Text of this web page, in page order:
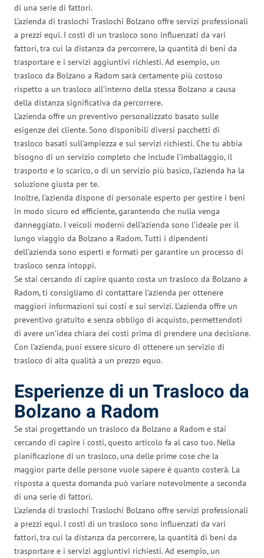
di una serie di fattori.
L’azienda di traslochi Traslochi Bolzano offre servizi professionali
a prezzi equi. I costi di un trasloco sono influenzati da vari
fattori, tra cui la distanza da percorrere, la quantità di beni da
trasportare e i servizi aggiuntivi richiesti. Ad esempio, un
trasloco da Bolzano a Radom sarà certamente più costoso
rispetto a un trasloco all’interno della stessa Bolzano a causa
della distanza significativa da percorrere.
L’azienda offre un preventivo personalizzato basato sulle
esigenze del cliente. Sono disponibili diversi pacchetti di
trasloco basati sull’ampiezza e sui servizi richiesti. Che tu abbia
bisogno di un servizio completo che include l’imballaggio, il
trasporto e lo scarico, o di un servizio più basico, l’azienda ha la
soluzione giusta per te.
Inoltre, l’azienda dispone di personale esperto per gestire i beni
in modo sicuro ed efficiente, garantendo che nulla venga
danneggiato. I veicoli moderni dell’azienda sono l’ideale per il
lungo viaggio da Bolzano a Radom. Tutti i dipendenti
dell’azienda sono esperti e formati per garantire un processo di
trasloco senza intoppi.
Se stai cercando di capire quanto costa un trasloco da Bolzano a
Radom, ti consigliamo di contattare l’azienda per ottenere
maggiori informazioni sui costi e sui servizi. L’azienda offre un
preventivo gratuito e senza obbligo di acquisto, permettendoti
di avere un’idea chiara dei costi prima di prendere una decisione.
Con l’azienda, puoi essere sicuro di ottenere un servizio di
trasloco di alta qualità a un prezzo equo.
Esperienze di un Trasloco da
Bolzano a Radom
Se stai progettando un trasloco da Bolzano a Radom e stai
cercando di capire i costi, questo articolo fa al caso tuo. Nella
pianificazione di un trasloco, una delle prime cose che la
maggior parte delle persone vuole sapere è quanto costerà. La
risposta a questa domanda può variare notevolmente a seconda
di una serie di fattori.
L’azienda di traslochi Traslochi Bolzano offre servizi professionali
a prezzi equi. I costi di un trasloco sono influenzati da vari
fattori, tra cui la distanza da percorrere, la quantità di beni da
trasportare e i servizi aggiuntivi richiesti. Ad esempio, un